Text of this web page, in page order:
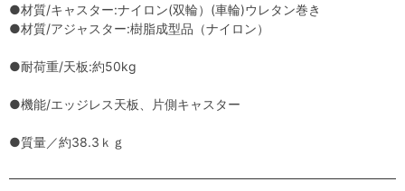
●材質/キャスター:ナイロン(双輪）(車輪)ウレタン巻き
●材質/アジャスター:樹脂成型品（ナイロン）
●耐荷重/天板:約50kg
●機能/エッジレス天板、片側キャスター
●質量／約38.3ｋｇ